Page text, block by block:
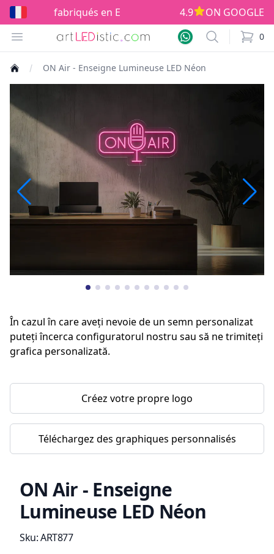
fabriqués en Europe! 4.9
ON GOOGLE
Open menu
Search 0
items
ON Air - Enseigne Lumineuse LED Néon
În cazul în care aveți nevoie de un semn personalizat
puteți încerca configuratorul nostru sau să ne trimiteți
grafica personalizată.
Créez votre propre logo
Téléchargez des graphiques personnalisés
ON Air - Enseigne
Lumineuse LED Néon
Information du produit
Sku:ART877